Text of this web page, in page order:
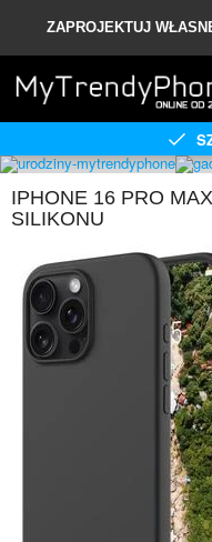
ZAPROJEKTUJ
IPHONE 16 PRO
SILIKONU